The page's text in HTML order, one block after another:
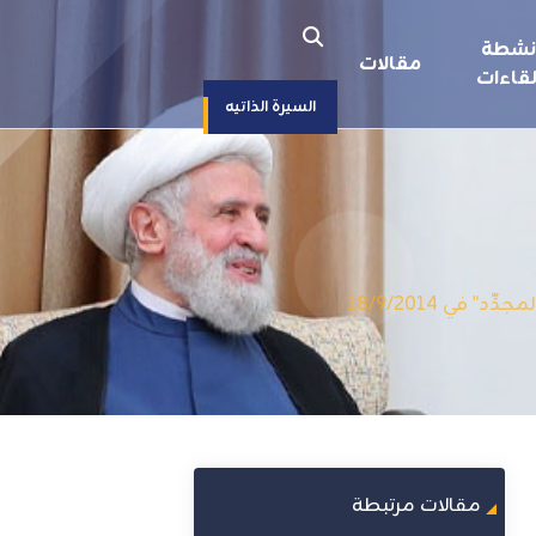
مقالات
السيرة الذاتيه
18/9/2014
مقالات مرتبطة